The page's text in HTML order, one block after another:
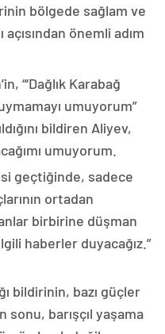
bölgede sağlam ve
önemli adım
“‘Dağlık Karabağ
umuyorum”
bildiren Aliyev,
umuyorum.
geçtiğinde, sadece
ortadan
birbirine düşman
haberler duyacağız.”
bildirinin, bazı güçler
barışçıl yaşama